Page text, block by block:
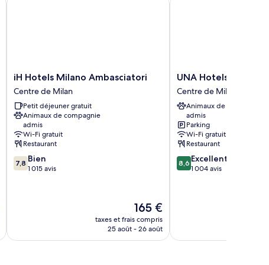
iH
Hotels
Milano
Ambasciatori
Centre
de
Milan
iH Hotels Milano Ambasciatori
Centre de Milan
Petit déjeuner gratuit
Animaux de compagnie
admis
Wi-Fi gratuit
Restaurant
7.8
sur
7,8 Bien
1 015 avis
Le
nouveau
prix
165 €
taxes et frais compris
25 août - 26 août
UNA
Hotels
Cusani
Milano
Centre
de
Milan
UNA Hotels Cusani
Centre de Milan
Animaux de compagnie
admis
Parking
Wi-Fi gratuit
Restaurant
8.6
sur
8,6 Excellent
1 004 avis